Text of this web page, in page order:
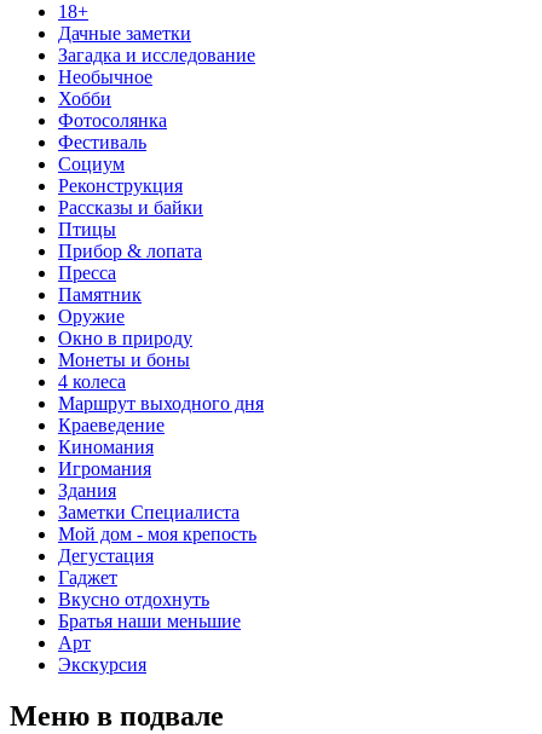
18+
Дачные заметки
Загадка и исследование
Необычное
Хобби
Фотосолянка
Фестиваль
Социум
Реконструкция
Рассказы и байки
Птицы
Прибор & лопата
Пресса
Памятник
Оружие
Окно в природу
Монеты и боны
4 колеса
Маршрут выходного дня
Краеведение
Киномания
Игромания
Здания
Заметки Специалиста
Мой дом - моя крепость
Дегустация
Гаджет
Вкусно отдохнуть
Братья наши меньшие
Арт
Экскурсия
Меню в подвале